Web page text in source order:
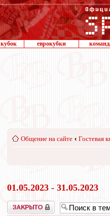
кубок еврокубки
Общение на сайте ‹ Гостевая
01.05.2023 - 31.05.2023
Закрыто